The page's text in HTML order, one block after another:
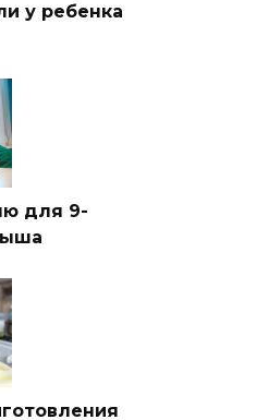
у ребенка
для 9-